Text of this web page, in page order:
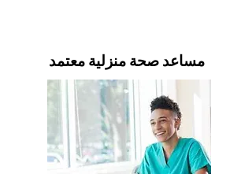
مساعد صحة منزلية معتمد